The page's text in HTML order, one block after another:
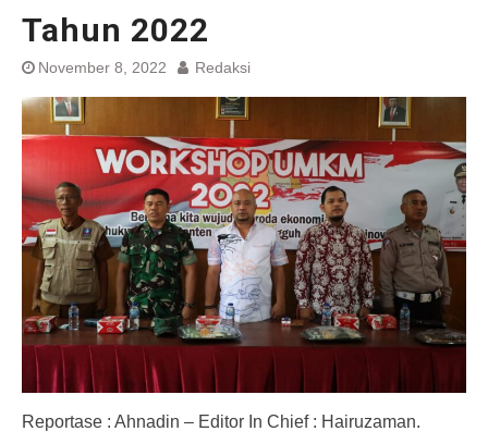
Tahun 2022
November 8, 2022 Redaksi
Reportase : Ahnadin – Editor In Chief : Hairuzaman.